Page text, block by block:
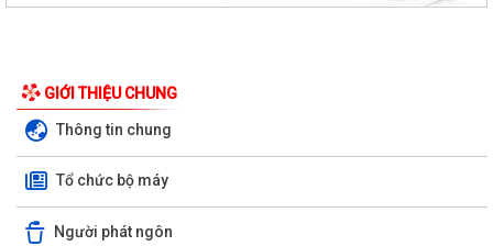
GIỚI THIỆU CHUNG
Thông tin chung
Tổ chức bộ máy
Người phát ngôn